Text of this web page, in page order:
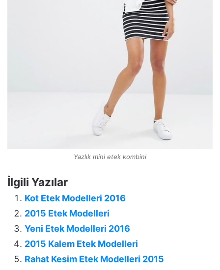
Yazlık mini etek kombini
İlgili Yazılar
Kot Etek Modelleri 2016
2015 Etek Modelleri
Yeni Etek Modelleri 2016
2015 Kalem Etek Modelleri
Rahat Kesim Etek Modelleri 2015